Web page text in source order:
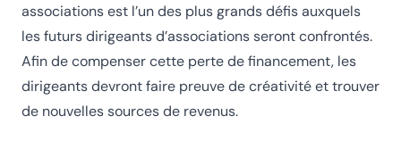
associations est l’un des plus grands défis auxquels
les futurs dirigeants d’associations seront confrontés.
Afin de compenser cette perte de financement, les
dirigeants devront faire preuve de créativité et trouver
de nouvelles sources de revenus.